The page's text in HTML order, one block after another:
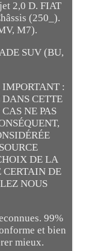
2,0 D. FIAT
(250_).
M7).
SUV (BU,
:
CETTE
NE PAS
DE LA
CERTAIN DE
NOUS
99%
et bien
mieux.